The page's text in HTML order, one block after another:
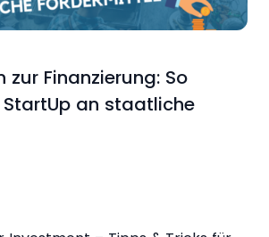
zur Finanzierung: So
an staatliche